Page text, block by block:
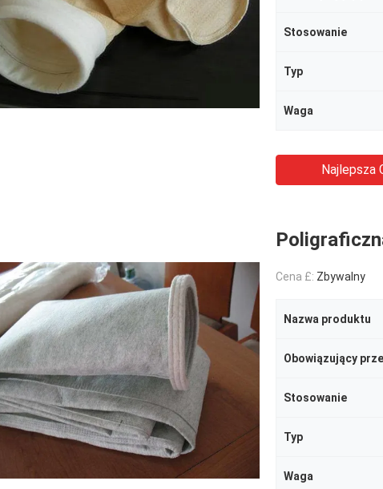
Stosowanie
Typ
Waga
Najlepsza
Cena £: Zbywalny
Nazwa produktu
Obowiązujący
Stosowanie
Typ
Waga